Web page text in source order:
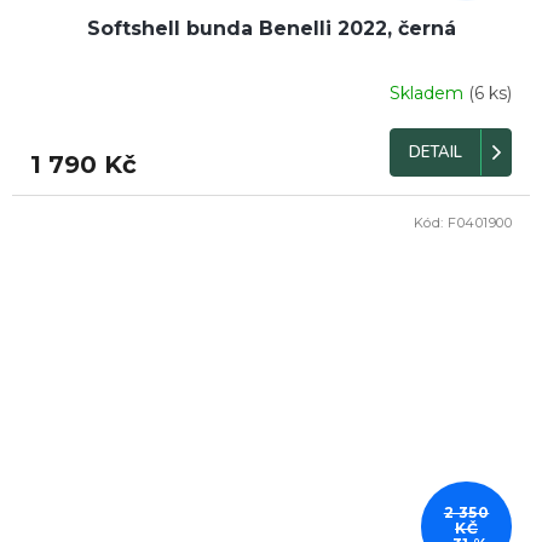
Softshell bunda Benelli 2022, černá
Skladem (6 ks)
1 790 Kč DETAIL
2 350
KČ
Kód: F0401900